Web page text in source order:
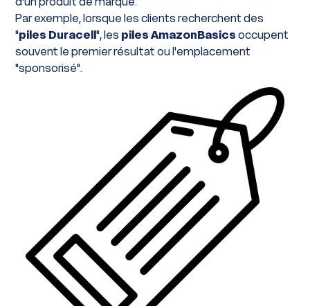
Par exemple, lorsque les clients recherchent des
"piles Duracell", les piles AmazonBasicsoccupent
souvent le premier résultat ou l'emplacement
"sponsorisé".